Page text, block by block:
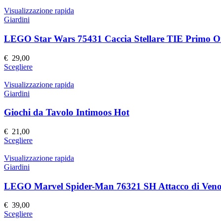
nella
pagina
prodotto
ha
Le
opzioni
scelte
nella
pagina
prodotto
Visualizzazione rapida
Giardini
LEGO Star Wars 75431 Caccia Stellare TIE Primo
€ 29,00
ScegliereQuesto
ha
Le
scelte
nella
pagina
prodotto
Visualizzazione rapida
Giardini
Giochi da Tavolo Intimoos Hot
€ 21,00
ScegliereQuesto
ha
Le
opzioni
Visualizzazione rapida
Giardini
LEGO Marvel Spider-Man 76321 SH Attacco di
€ 39,00
ScegliereQuesto